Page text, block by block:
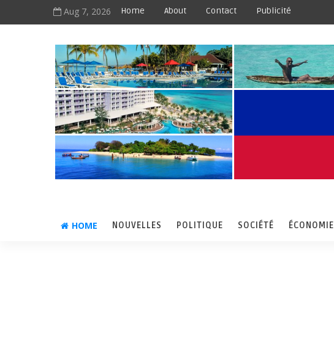
Aug 7, 2026 Home About Contact Publicité
HOME NOUVELLES POLITIQUE SOCIÉTÉ ÉCONOMIE